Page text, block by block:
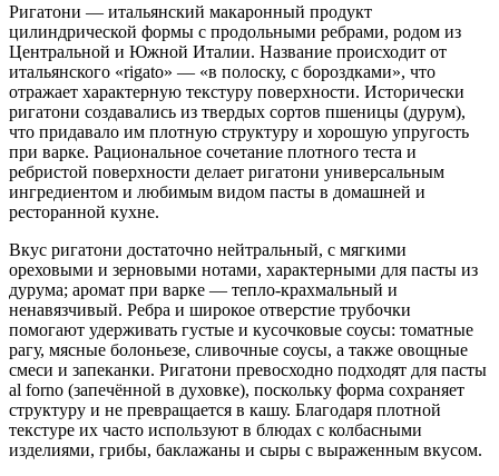
Ригатони — итальянский макаронный продукт
цилиндрической формы с продольными ребрами, родом из
Центральной и Южной Италии. Название происходит от
итальянского «rigato» — «в полоску, с бороздками», что
отражает характерную текстуру поверхности. Исторически
ригатони создавались из твердых сортов пшеницы (дурум),
что придавало им плотную структуру и хорошую упругость
при варке. Рациональное сочетание плотного теста и
ребристой поверхности делает ригатони универсальным
ингредиентом и любимым видом пасты в домашней и
ресторанной кухне.
Вкус ригатони достаточно нейтральный, с мягкими
ореховыми и зерновыми нотами, характерными для пасты из
дурума; аромат при варке — тепло-крахмальный и
ненавязчивый. Ребра и широкое отверстие трубочки
помогают удерживать густые и кусочковые соусы: томатные
рагу, мясные болоньезе, сливочные соусы, а также овощные
смеси и запеканки. Ригатони превосходно подходят для пасты
al forno (запечённой в духовке), поскольку форма сохраняет
структуру и не превращается в кашу. Благодаря плотной
текстуре их часто используют в блюдах с колбасными
изделиями, грибы, баклажаны и сыры с выраженным вкусом.